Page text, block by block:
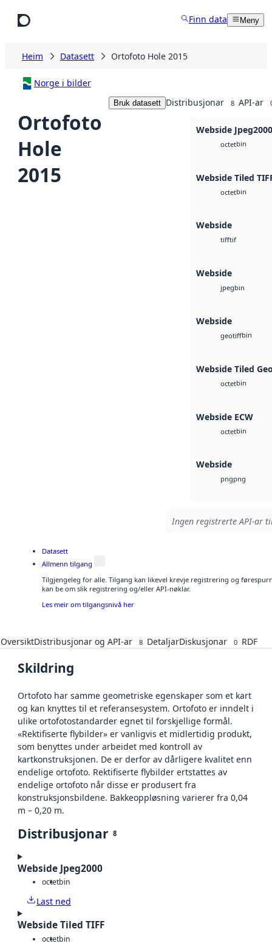
Finn data Meny
Heim Datasett Ortofoto Hole 2015
Norge i bilder
Ortofoto
Hole
2015
Bruk datasett Distribusjonar 8 API-ar
Webside Jpeg2000
octetbin
Webside Tiled
octetbin
Webside
tifftif
Webside
jpegbin
Webside
geotiffbin
Webside Tiled
octetbin
Webside ECW
octetbin
Webside
pngpng
Ingen registrerte API-ar
Datasett
Allmenn tilgang
Tilgjengeleg for alle. Tilgang kan likevel krevje registrering og
kan be om slik registrering og/eller API-nøklar.
Les meir om tilgangsnivå her
OversiktDistribusjonar og API-ar 8 DetaljarDiskusjonar 0 RDF
Skildring
Ortofoto har samme geometriske egenskaper som et kart
og kan knyttes til et referansesystem. Ortofoto er inndelt i
ulike ortofotostandarder egnet til forskjellige formål.
«Rektifiserte flybilder» er vanligvis et midlertidig produkt,
som benyttes under arbeidet med kontroll av
kartkonstruksjonen. De er derfor av dårligere kvalitet enn
endelige ortofoto. Rektifiserte flybilder ertstattes av
endelige ortofoto når disse er produsert fra
konstruksjonsbildene. Bakkeoppløsning varierer fra 0,04
m – 0,20 m.
Distribusjonar 8
Webside Jpeg2000
octetbin
Last ned
Webside Tiled TIFF
octetbin